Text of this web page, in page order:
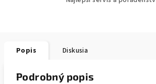
Popis Diskusia
Podrobný popis